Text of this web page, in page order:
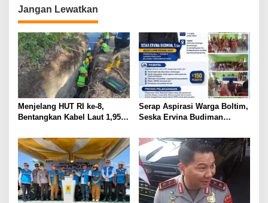
Jangan Lewatkan
Menjelang HUT RI ke-8,
Bentangkan Kabel Laut 1,95
Perdana di Pulau Dudepo dan
Tuntaskan 100 Persen Rasio
Desa Berlistrik Provinsi
Gorontalo
Serap Aspirasi Warga Boltim,
Seska Ervina Budiman
Jalan hingga Penguatan
UMKM